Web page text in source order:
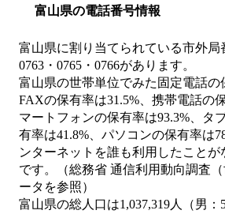
富山県の電話番号情報
富山県に割り当てられている市外局
0763・0765・0766があります。
富山県の世帯単位でみた固定電話の
FAXの保有率は31.5%、携帯電話の
マートフォンの保有率は93.3%、タ
有率は41.8%、パソコンの保有率は
ンターネットを誰も利用したことが
です。（総務省 通信利用動向調査
ータを参照）
富山県の総人口は1,037,319人（男：